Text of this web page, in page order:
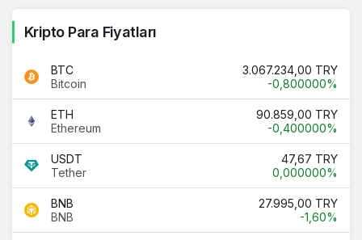
Kripto Para Fiyatları
BTC
Bitcoin
3.067.234,00 TRY
-0,800000%
ETH
Ethereum
90.859,00 TRY
-0,400000%
USDT
Tether
47,67 TRY
0,000000%
BNB
BNB
27.995,00 TRY
-1,60%